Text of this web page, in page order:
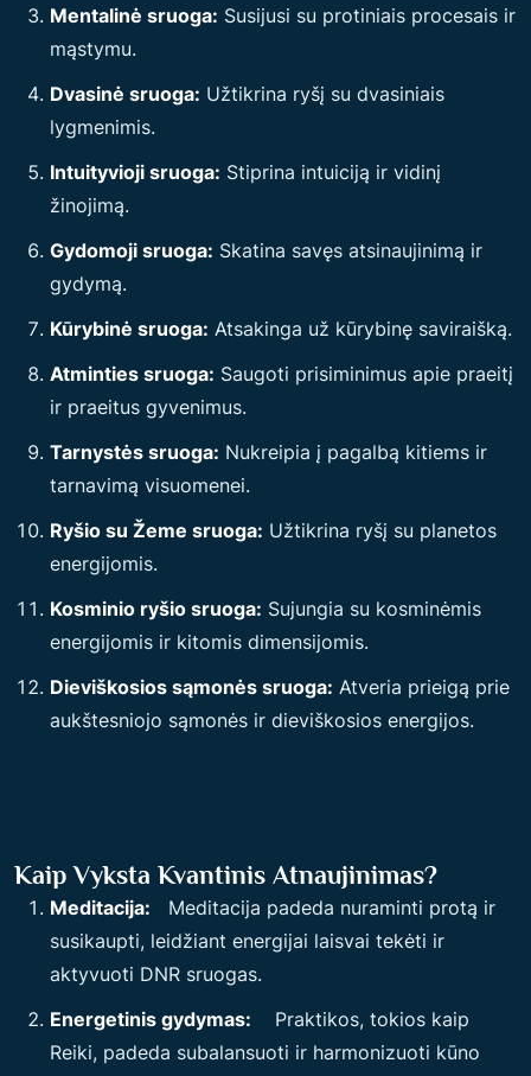
Mentalinė sruoga: Susijusi su protiniais procesais ir
mąstymu.
Dvasinė sruoga: Užtikrina ryšį su dvasiniais
lygmenimis.
Intuityvioji sruoga: Stiprina intuiciją ir vidinį
žinojimą.
Gydomoji sruoga: Skatina savęs atsinaujinimą ir
gydymą.
Kūrybinė sruoga: Atsakinga už kūrybinę saviraišką.
Atminties sruoga: Saugoti prisiminimus apie praeitį
ir praeitus gyvenimus.
Tarnystės sruoga: Nukreipia į pagalbą kitiems ir
tarnavimą visuomenei.
Ryšio su Žeme sruoga: Užtikrina ryšį su planetos
energijomis.
Kosminio ryšio sruoga: Sujungia su kosminėmis
energijomis ir kitomis dimensijomis.
Dieviškosios sąmonės sruoga: Atveria prieigą prie
aukštesniojo sąmonės ir dieviškosios energijos.
Kaip Vyksta Kvantinis Atnaujinimas?
Meditacija: Meditacija padeda nuraminti protą ir
susikaupti, leidžiant energijai laisvai tekėti ir
aktyvuoti DNR sruogas.
Energetinis gydymas: Praktikos, tokios kaip
Reiki, padeda subalansuoti ir harmonizuoti kūno